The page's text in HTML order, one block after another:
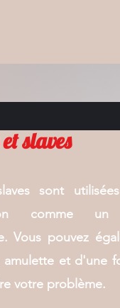
slaves
sont
comme un
Vous pouvez
et d'une
votre problème.